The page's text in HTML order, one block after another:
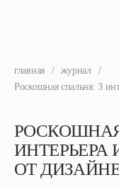
главная / журнал
/
Роскошная спальня: 3
ИНТЕРЬЕРА
ОТ